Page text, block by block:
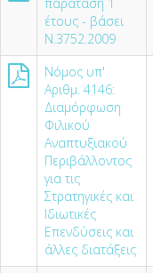
έτους - βάσει
Ν.3752.2009
Νόμος υπ'
Αριθμ. 4146:
Διαμόρφωση
Φιλικού
Αναπτυξιακού
Περιβάλλοντος
για τις
Στρατηγικές και
Ιδιωτικές
Επενδύσεις και
άλλες διατάξεις